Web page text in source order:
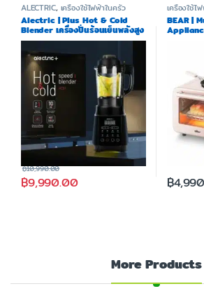
More Products
ALECTRIC, เครื่องใช้ไฟฟ้าในครัว
Alectric | Plus Hot & Cold
Blender เครื่องปั่นร้อนเย็นพลังสูง
1.75 ลิตร 1000 วัตต์ รุ่น HCB1 –
รับประกัน 3 ปี
฿9,990.00
฿10,990.00
เครื่องใช้ไ
BEAR |
฿